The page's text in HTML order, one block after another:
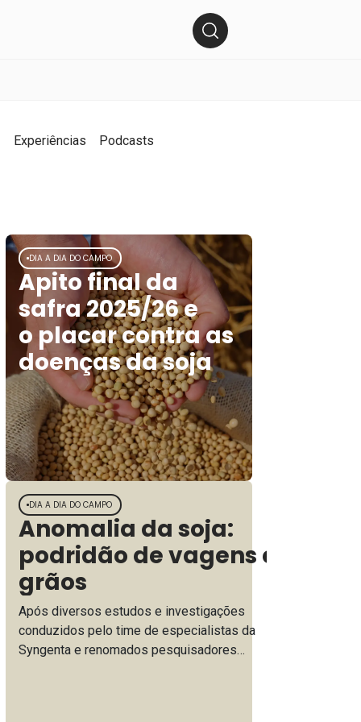
Experiências Podcasts
DIA A DIA DO CAMPO
Apito final da
safra 2025/26 e
o placar contra as
doenças da soja
DIA A DIA DO CAMPO
Anomalia da soja:
podridão de vagens e
grãos
Após diversos estudos e investigações
conduzidos pelo time de especialistas da
Syngenta e renomados pesquisadores